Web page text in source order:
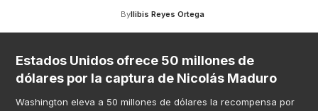
Estados Unidos ofrece 50 millones de
dólares por la captura de Nicolás Maduro
Washington eleva a 50 millones de dólares la recompensa por
ByIlibis Reyes Ortega